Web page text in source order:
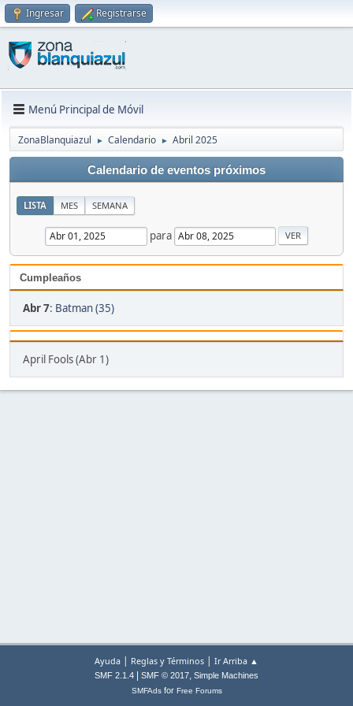
Ingresar Registrarse
Menú Principal de Móvil
ZonaBlanquiazul ► Calendario ► Abril 2025
Calendario de eventos próximos
LISTA MES SEMANA
para
Cumpleaños
Abr 7: Batman (35)
April Fools (Abr 1)
Ayuda | Reglas y Términos | Ir Arriba ▲
SMF 2.1.4 SMF © 2017, Simple Machines
SMFAdsfor Free Forums